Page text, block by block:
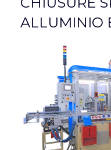
ALLUMINIO